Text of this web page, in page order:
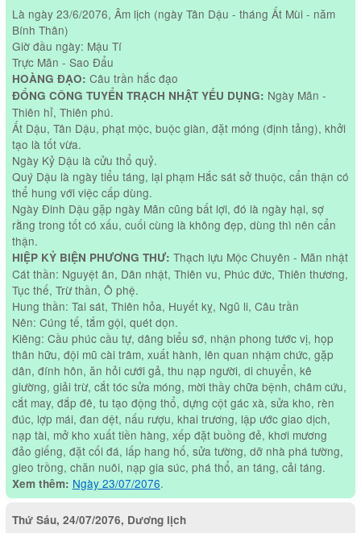
Là ngày 23/6/2076, Âm lịch (ngày Tân Dậu - tháng Ất Mùi - năm
Bính Thân)
Giờ đầu ngày: Mậu Tí
Trực Mãn - Sao Đẩu
HOÀNG ĐẠO: Câu trần hắc đạo
ĐỔNG CÔNG TUYỂN TRẠCH NHẬT YẾU DỤNG: Ngày Mãn -
Thiên hỉ, Thiên phú.
Ất Dậu, Tân Dậu, phạt mộc, buộc giàn, đặt móng (định tảng), khởi
tạo là tốt vừa.
Ngày Kỷ Dậu là cửu thổ quỷ.
Quý Dậu là ngày tiểu táng, lại phạm Hắc sát sở thuộc, cẩn thận có
thể hung với việc cấp dùng.
Ngày Đinh Dậu gặp ngày Mãn cũng bất lợi, đó là ngày hại, sợ
rằng trong tốt có xấu, cuối cùng là không đẹp, dùng thì nên cẩn
thận.
HIỆP KỶ BIỆN PHƯƠNG THƯ: Thạch lựu Mộc Chuyên - Mãn nhật
Cát thần: Nguyệt ân, Dân nhật, Thiên vu, Phúc đức, Thiên thương,
Tục thế, Trừ thần, Ô phệ.
Hung thần: Tai sát, Thiên hỏa, Huyết kỵ, Ngũ li, Câu trần
Nên: Cúng tế, tắm gội, quét dọn.
Kiêng: Cầu phúc cầu tự, dâng biểu sớ, nhận phong tước vị, họp
thân hữu, đội mũ cài trâm, xuất hành, lên quan nhậm chức, gặp
dân, đính hôn, ăn hỏi cưới gả, thu nạp người, di chuyển, kê
giường, giải trừ, cắt tóc sửa móng, mời thầy chữa bệnh, châm cứu,
cắt may, đắp đê, tu tạo động thổ, dựng cột gác xà, sửa kho, rèn
đúc, lợp mái, đan dệt, nấu rượu, khai trương, lập ước giao dịch,
nạp tài, mở kho xuất tiền hàng, xếp đặt buồng đẻ, khơi mương
đảo giếng, đặt cối đá, lấp hang hố, sửa tường, dỡ nhà phá tường,
gieo trồng, chăn nuôi, nạp gia súc, phá thổ, an táng, cải táng.
Xem thêm: Ngày 23/07/2076.
Thứ Sáu, 24/07/2076, Dương lịch